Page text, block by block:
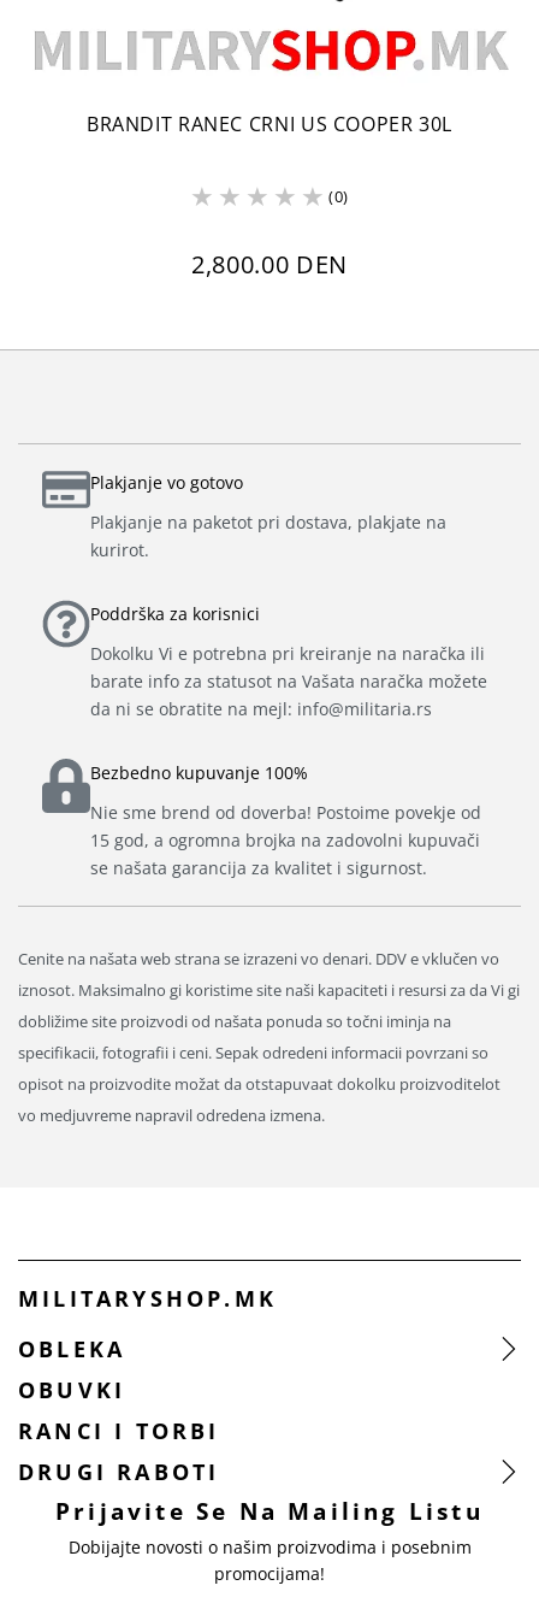
BRANDIT RANEC CRNI US COOPER 30L
(0)
2,800.00 DEN
Plakjanje vo gotovo
Plakjanje na paketot pri dostava, plakjate na
kurirot.
Poddrška za korisnici
Dokolku Vi e potrebna pri kreiranje na naračka ili
barate info za statusot na Vašata naračka možete
da ni se obratite na mejl: info@militaria.rs
Bezbedno kupuvanje 100%
Nie sme brend od doverba! Postoime povekje od
15 god, a ogromna brojka na zadovolni kupuvači
se našata garancija za kvalitet i sigurnost.
Cenite na našata web strana se izrazeni vo denari. DDV e vklučen vo
iznosot. Maksimalno gi koristime site naši kapaciteti i resursi za da Vi gi
dobližime site proizvodi od našata ponuda so točni iminja na
specifikacii, fotografii i ceni. Sepak odredeni informacii povrzani so
opisot na proizvodite možat da otstapuvaat dokolku proizvoditelot
vo medjuvreme napravil odredena izmena.
MILITARYSHOP.MK
OBLEKA
OBUVKI
RANCI I TORBI
DRUGI RABOTI
Prijavite Se Na Mailing Listu
Dobijajte novosti o našim proizvodima i posebnim
promocijama!